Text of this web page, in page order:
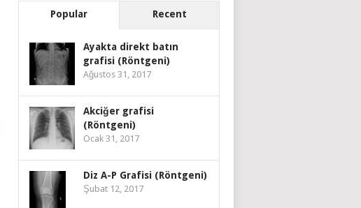
Popular Recent
Ayakta direkt batın
grafisi (Röntgeni)
Ağustos 31, 2017
Akciğer grafisi
(Röntgeni)
Ocak 31, 2017
Diz A-P Grafisi (Röntgeni)
Şubat 12, 2017